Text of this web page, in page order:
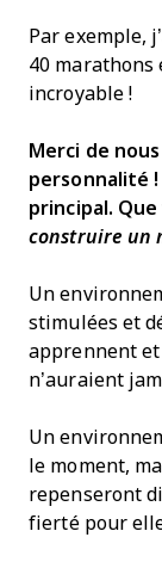
Par exemple,
40 marathons
incroyable !
Merci de
personnalité
principal.
construire un
Un
stimulées et
apprennent et
n’auraient
Un
le moment,
repenseront
fierté pour